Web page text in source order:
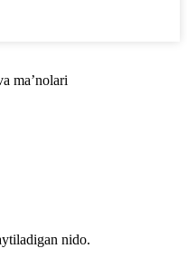
ma’nolari
nido.